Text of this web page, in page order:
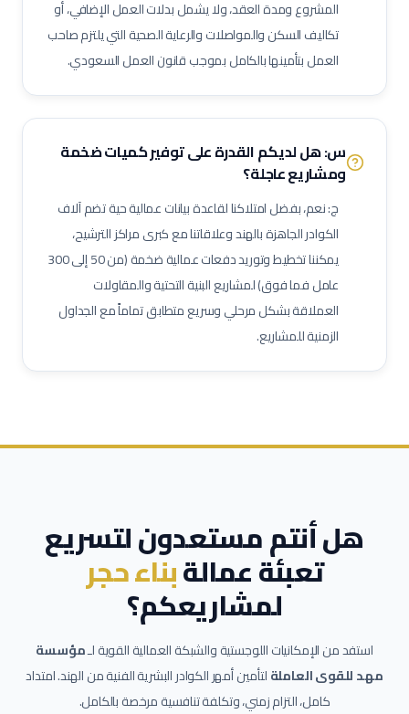
فني صيانة أثناء الإيقاف (Shutdown)
فني توربينات
فني معدات دوارة
مشغل عمليات إنتاج
مشغل غرفة تحكم
منسق تصاريح عمل
مشرف إنتاج
مشرف صيانة (نفط وغاز)
مهندس ميكانيك (نفط وغاز)
مهندس كهرباء (نفط وغاز)
مهندس أجهزة دقيقة
فني صمامات
مشغل اختبارات أحمال
فني وصول بالحبال (Rope Access)
مهندس تشغيل وتدشين
كبير مهندسين بحريين
بحار مؤهل
مدير مشاريع
مهندس موقع
مسؤول سلامة وصحة مهنية
حاسب كميات
طاهي / شيف محترف
مقدم طعام / ويتر
مشرف خدمات غرف
عامل نظافة تجارية عامل تعبئة وتغليف
المشروع ومدة العقد، ولا يشمل بدلات العمل الإضافي، أو
تكاليف السكن والمواصلات والرعاية الصحية التي يلتزم صاحب
العمل بتأمينها بالكامل بموجب قانون العمل السعودي.
س: هل لديكم القدرة على توفير كميات ضخمة
ومشاريع عاجلة؟
ج: نعم، بفضل امتلاكنا لقاعدة بيانات عمالية حية تضم آلاف
الكوادر الجاهزة بالهند وعلاقاتنا مع كبرى مراكز الترشيح،
يمكننا تخطيط وتوريد دفعات عمالية ضخمة (من 50 إلى 300
عامل فما فوق) لمشاريع البنية التحتية والمقاولات
العملاقة بشكل مرحلي وسريع متطابق تماماً مع الجداول
الزمنية للمشاريع.
هل أنتم مستعدون لتسريع
تعبئة عمالةبناء حجر
لمشاريعكم؟
استفد من الإمكانيات اللوجستية والشبكة العمالية القوية لـمؤسسة
مهد للقوى العاملةلتأمين أمهر الكوادر البشرية الفنية من الهند. امتداد
كامل، التزام زمني، وتكلفة تنافسية مرخصة بالكامل.